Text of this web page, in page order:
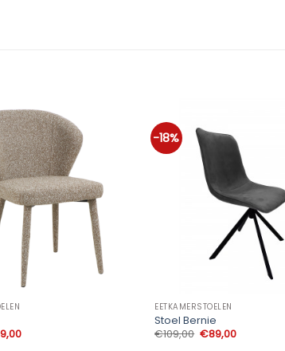
Huidige
prijs
-18%
EETKAMERSTOELEN
Stoel Bernie
€109,00 Oorspronkelijke
prijs
€89,00Huidige